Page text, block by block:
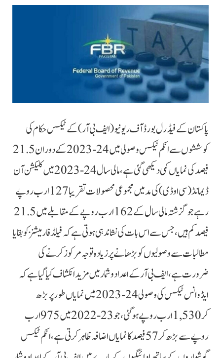
پاکستان کے فیڈرل بورڈ آف ریونیو (ایف بی آر) کے ٹیکس حکام کی
کوششوں سے انکم ٹیکس وصولی میں 24-2023 کے دوران 21.5
فیصد کی نمایاں کمی دیکھی گئی ہے، مالی سال 24-2023 میں کلیکشن آن
ڈیمانڈ (سی او ڈی) کی مد میں مجموعی محصولات تقریبا 127 ارب روپے
رہے جو گزشتہ مالی سال کے 162 ارب روپے کے مقابلے میں 21.5
فیصد کم ہیں، جس سے اس بات کی نشاندہی ہوتی ہے کہ فیلڈ فارمیشنز کو بقایا
مطالبات سے وصولیوں کو بڑھانے پر زیادہ توجہ مرکوز کرنے کی
ضرورت ہے، ایف بی آر کے اعداد و شمار میں مزید انکشاف کیا گیا ہے کہ
ایڈوانس ٹیکس کی وصولی 24-2023 میں نمایاں طور پر بڑھ
کر 1,530 ارب روپے ہوگئی، جو 23-2022 میں 975 ارب
روپے سے بڑھ کر 57 فیصد کا نمایاں اضافہ ظاہر کرتی ہے، انکم ٹیکس